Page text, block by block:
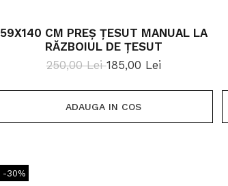
59X140 CM PREȘ ȚESUT MANUAL LA
RĂZBOIUL DE ȚESUT
250,00 Lei185,00 Lei
ADAUGA IN COS
-30%